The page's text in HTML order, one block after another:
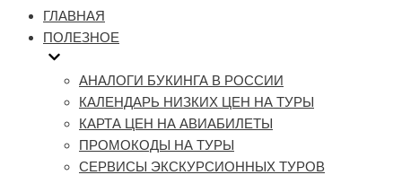
ГЛАВНАЯ
ПОЛЕЗНОЕ
АНАЛОГИ БУКИНГА В РОССИИ
КАЛЕНДАРЬ НИЗКИХ ЦЕН НА ТУРЫ
КАРТА ЦЕН НА АВИАБИЛЕТЫ
ПРОМОКОДЫ НА ТУРЫ
СЕРВИСЫ ЭКСКУРСИОННЫХ ТУРОВ